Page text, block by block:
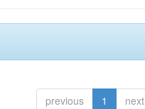
previous 1 next